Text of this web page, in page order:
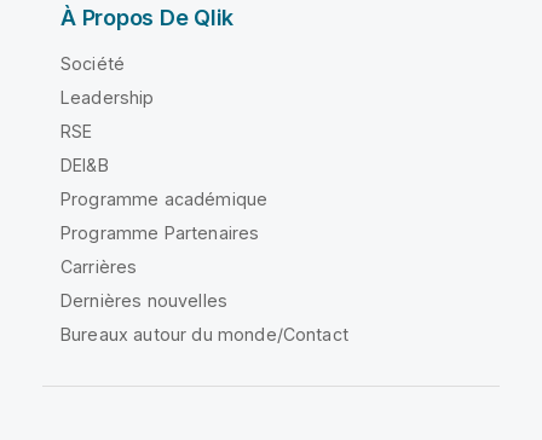
À Propos De Qlik
Société
Leadership
RSE
DEI&B
Programme académique
Programme Partenaires
Carrières
Dernières nouvelles
Bureaux autour du monde/Contact